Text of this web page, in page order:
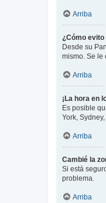
Arriba
¿Cómo
Desde su
mismo. Se le
Arriba
¡La hora en
Es posible
York,
Arriba
Cambié la
Si está
problema.
Arriba